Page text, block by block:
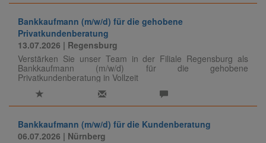
Bankkaufmann (m/w/d) für die gehobene
Privatkundenberatung
13.07.2026 | Regensburg
Verstärken Sie unser Team in der Filiale Regensburg als
Bankkaufmann (m/w/d) für die gehobene
Privatkundenberatung in Vollzeit
Bankkaufmann (m/w/d) für die Kundenberatung
06.07.2026 | Nürnberg